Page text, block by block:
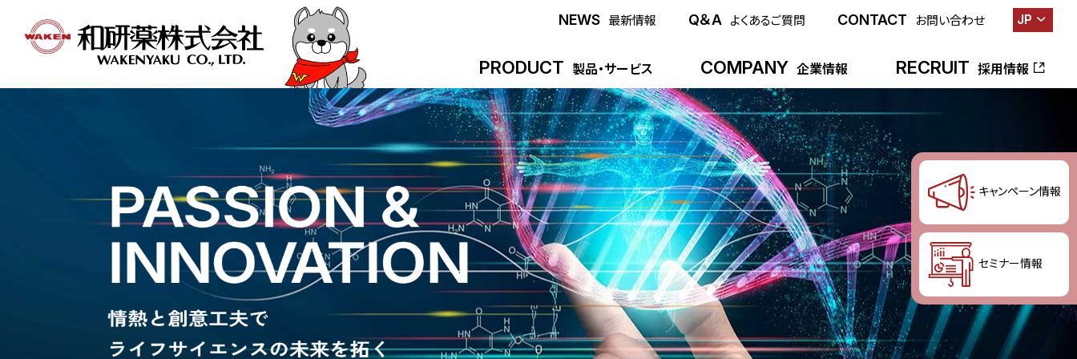
NEWS 最新情報 Q＆A よくあるご質問 CONTACT お問い合わせ JP
PRODUCT 製品・サービス COMPANY 企業情報 RECRUIT 採用情報
キャンペーン情報
セミナー情報